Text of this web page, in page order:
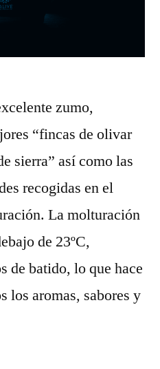
zumo,
“fincas de olivar
sierra” así como las
recogidas en el
La molturación
de 23ºC,
de batido, lo que hace
los aromas, sabores y